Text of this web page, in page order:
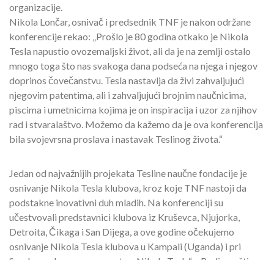
organizacije.
Nikola Lončar, osnivač i predsednik TNF je nakon održane
konferencije rekao: „Prošlo je 80 godina otkako je Nikola
Tesla napustio ovozemaljski život, ali da je na zemlji ostalo
mnogo toga što nas svakoga dana podseća na njega i njegov
doprinos čovečanstvu. Tesla nastavlja da živi zahvaljujući
njegovim patentima, ali i zahvaljujući brojnim naučnicima,
piscima i umetnicima kojima je on inspiracija i uzor za njihov
rad i stvaralaštvo. Možemo da kažemo da je ova konferencija
bila svojevrsna proslava i nastavak Teslinog života.“
Jedan od najvažnijih projekata Tesline naučne fondacije je
osnivanje Nikola Tesla klubova, kroz koje TNF nastoji da
podstakne inovativni duh mladih. Na konferenciji su
učestvovali predstavnici klubova iz Kruševca, Njujorka,
Detroita, Čikaga i San Dijega, a ove godine očekujemo
osnivanje Nikola Tesla klubova u Kampali (Uganda) i pri